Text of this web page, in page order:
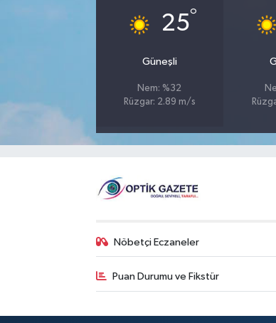
25°
Güneşli
Nem: %32
Rüzgar: 2.89 m/s
Nöbetçi Eczaneler
Puan Durumu ve Fikstür